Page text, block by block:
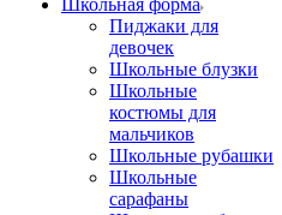
Школьная форма
Пиджаки для
девочек
Школьные блузки
Школьные
костюмы для
мальчиков
Школьные рубашки
Школьные
сарафаны